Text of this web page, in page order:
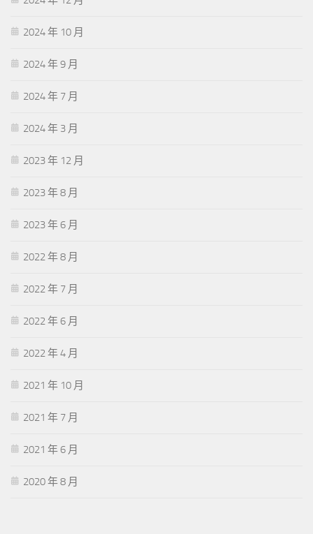
2024 年 10 月
2024 年 9 月
2024 年 7 月
2024 年 3 月
2023 年 12 月
2023 年 8 月
2023 年 6 月
2022 年 8 月
2022 年 7 月
2022 年 6 月
2022 年 4 月
2021 年 10 月
2021 年 7 月
2021 年 6 月
2020 年 8 月